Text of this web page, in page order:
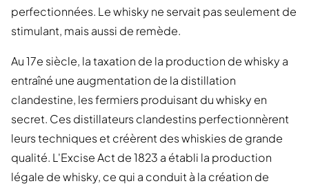
perfectionnées. Le whisky ne servait pas seulement de
stimulant, mais aussi de remède.
Au 17e siècle, la taxation de la production de whisky a
entraîné une augmentation de la distillation
clandestine, les fermiers produisant du whisky en
secret. Ces distillateurs clandestins perfectionnèrent
leurs techniques et créèrent des whiskies de grande
qualité. L'Excise Act de 1823 a établi la production
légale de whisky, ce qui a conduit à la création de